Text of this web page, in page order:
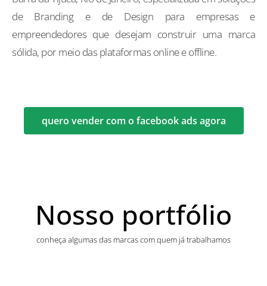
de Branding e de Design para empresas e
empreendedores que desejam construir uma marca
sólida, por meio das plataformas online e offline.
quero vender com o facebook ads agora
Nosso portfólio
conheça algumas das marcas com quem já trabalhamos